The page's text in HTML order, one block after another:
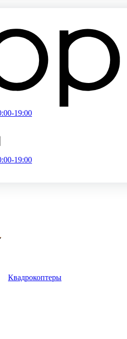
19:00
19:00
Квадрокоптеры